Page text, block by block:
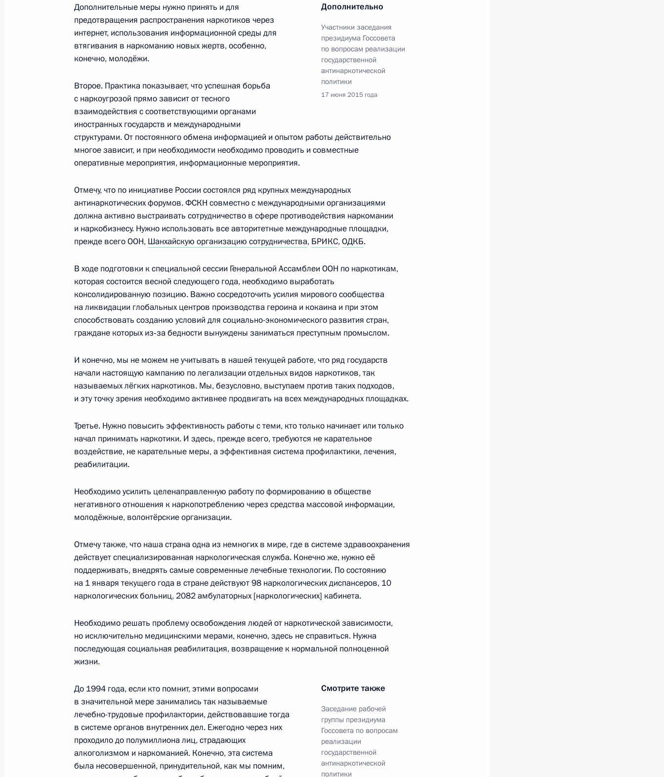
Заседание рабочей группы президиума Госсовета по вопросам
реализации государственной антинаркотической политики
10 июня 2015 года, 14:00
9 июня 2015 года, вторник
Заседание рабочей группы по мониторингу выполнения решений
Госсовета и его президиума
Москва
4 июня 2015 года, четверг
Заседание рабочей группы президиума Госсовета по вопросу
развития рыбохозяйственного комплекса
4 июня 2015 года, 14:40 Москва
7 апреля 2015 года, вторник
Заседание Государственного совета по вопросам развития
малого и среднего бизнеса
7 апреля 2015 года, 17:35 Москва, Кремль
2 апреля 2015 года, четверг
Заседание рабочей группы президиума Госсовета по вопросу
2 апреля 2015 года, 13:00 Москва
Заседание рабочей группы президиума Госсовета по развитию
туристско-рекреационного и санаторно-курортного комплекса
3 марта 2015 года, вторник
Заседание рабочей группы президиума Госсовета по вопросу
3 марта 2015 года, 15:00 Москва
Заседание рабочей группы Госсовета по вопросу повышения
эффективности лесного комплекса
27 февраля 2015 года, 16:00 Красноярск
24 февраля 2015 года, вторник
Дополнительно
Участники заседания
президиума Госсовета
по вопросам реализации
государственной
антинаркотической
политики
17 июня 2015 года
Дополнительные меры нужно принять и для
предотвращения распространения наркотиков через
интернет, использования информационной среды для
втягивания в наркоманию новых жертв, особенно,
конечно, молодёжи.
Второе. Практика показывает, что успешная борьба
с наркоугрозой прямо зависит от тесного
взаимодействия с соответствующими органами
иностранных государств и международными
структурами. От постоянного обмена информацией и опытом работы действительно
многое зависит, и при необходимости необходимо проводить и совместные
оперативные мероприятия, информационные мероприятия.
Отмечу, что по инициативе России состоялся ряд крупных международных
антинаркотических форумов. ФСКН совместно с международными организациями
должна активно выстраивать сотрудничество в сфере противодействия наркомании
и наркобизнесу. Нужно использовать все авторитетные международные площадки,
прежде всего ООН, Шанхайскую организацию сотрудничества, БРИКС,ОДКБ.
В ходе подготовки к специальной сессии Генеральной Ассамблеи ООН по наркотикам,
которая состоится весной следующего года, необходимо выработать
консолидированную позицию. Важно сосредоточить усилия мирового сообщества
на ликвидации глобальных центров производства героина и кокаина и при этом
способствовать созданию условий для социально-экономического развития стран,
граждане которых из‑за бедности вынуждены заниматься преступным промыслом.
И конечно, мы не можем не учитывать в нашей текущей работе, что ряд государств
начали настоящую кампанию по легализации отдельных видов наркотиков, так
называемых лёгких наркотиков. Мы, безусловно, выступаем против таких подходов,
и эту точку зрения необходимо активнее продвигать на всех международных площадках.
Третье. Нужно повысить эффективность работы с теми, кто только начинает или только
начал принимать наркотики. И здесь, прежде всего, требуются не карательное
воздействие, не карательные меры, а эффективная система профилактики, лечения,
реабилитации.
Необходимо усилить целенаправленную работу по формированию в обществе
негативного отношения к наркопотреблению через средства массовой информации,
молодёжные, волонтёрские организации.
Отмечу также, что наша страна одна из немногих в мире, где в системе здравоохранения
действует специализированная наркологическая служба. Конечно же, нужно её
поддерживать, внедрять самые современные лечебные технологии. По состоянию
на 1 января текущего года в стране действуют 98 наркологических диспансеров, 10
наркологических больниц, 2082 амбулаторных [наркологических] кабинета.
Необходимо решать проблему освобождения людей от наркотической зависимости,
но исключительно медицинскими мерами, конечно, здесь не справиться. Нужна
последующая социальная реабилитация, возвращение к нормальной полноценной
жизни.
Смотрите также
Заседание рабочей
группы президиума
Госсовета по вопросам
реализации
государственной
антинаркотической
политики
До 1994 года, если кто помнит, этими вопросами
в значительной мере занимались так называемые
лечебно-трудовые профилактории, действовавшие тогда
в системе органов внутренних дел. Ежегодно через них
проходило до полумиллиона лиц, страдающих
алкоголизмом и наркоманией. Конечно, эта система
была несовершенной, принудительной, как мы помним,